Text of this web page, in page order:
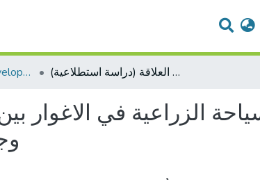
Sustainable Rural Development التنمية الريفية المستدامة السياحة الزراعية في الاغوار بين الجاهزية المؤسسية والجدوى التنموية المتوقعة من وجهة نظر المؤسسات ذات العلاقة (دراسة استطلاعية)
الزراعية في الاغوار